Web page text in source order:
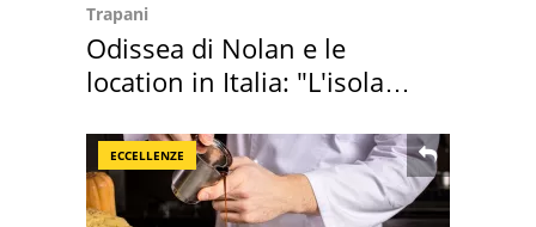
Trapani
Odissea di Nolan e le
location in Italia: "L'isola
ECCELLENZE